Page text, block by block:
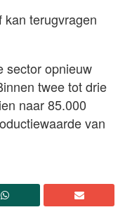
terugvragen
sector opnieuw
twee tot drie
naar 85.000
van